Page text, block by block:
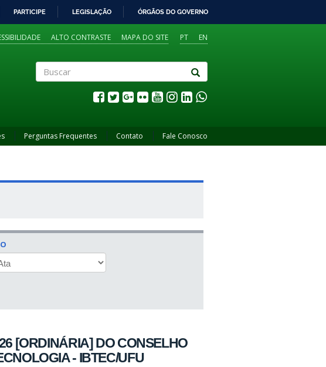
PARTICIPE LEGISLAÇÃO ÓRGÃOS DO GOVERNO
PT EN
ALTO CONTRASTE MAPA DO SITE
Perguntas Frequentes Contato Fale Conosco
[ORDINÁRIA] DO CONSELHO
- IBTEC/UFU